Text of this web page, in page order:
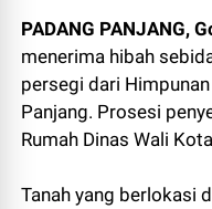
PADANG PANJANG,
menerima hibah
persegi dari
Panjang. Prosesi
Rumah Dinas Wali
Tanah yang berlokasi